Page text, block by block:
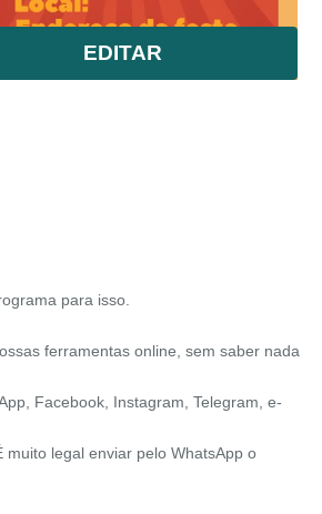
EDITAR
para isso.
ferramentas online, sem saber nada
Facebook, Instagram, Telegram, e-
legal enviar pelo WhatsApp o